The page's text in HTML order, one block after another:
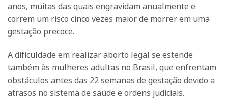
anos, muitas das quais engravidam anualmente e
correm um risco cinco vezes maior de morrer em uma
gestação precoce.
A dificuldade em realizar aborto legal se estende
também às mulheres adultas no Brasil, que enfrentam
obstáculos antes das 22 semanas de gestação devido a
atrasos no sistema de saúde e ordens judiciais.